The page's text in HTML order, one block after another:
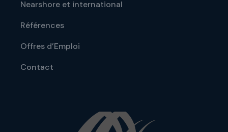
Nearshore et international
Références
Offres d’Emploi
Contact